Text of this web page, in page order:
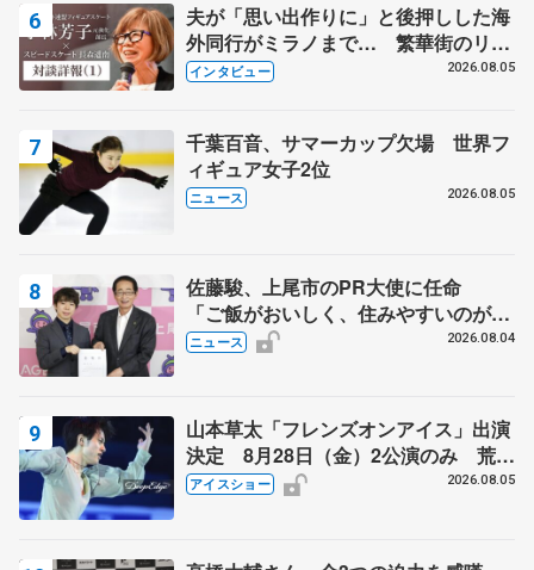
夫が「思い出作りに」と後押しした海
外同行がミラノまで… 繁華街のリン
クでは不良のお兄さんも味方に 小林
インタビュー 2026.08.05
千葉百音、サマーカップ欠場 世界フ
ィギュア女子2位
ニュース 2026.08.05
佐藤駿、上尾市のPR大使に任命
「ご飯がおいしく、住みやすいのが魅
力」
ニュース 2026.08.04
山本草太「フレンズオンアイス」出演
決定 8月28日（金）2公演のみ 荒川
静香さんプロデュース、20周年のアイ
アイスショー 2026.08.05